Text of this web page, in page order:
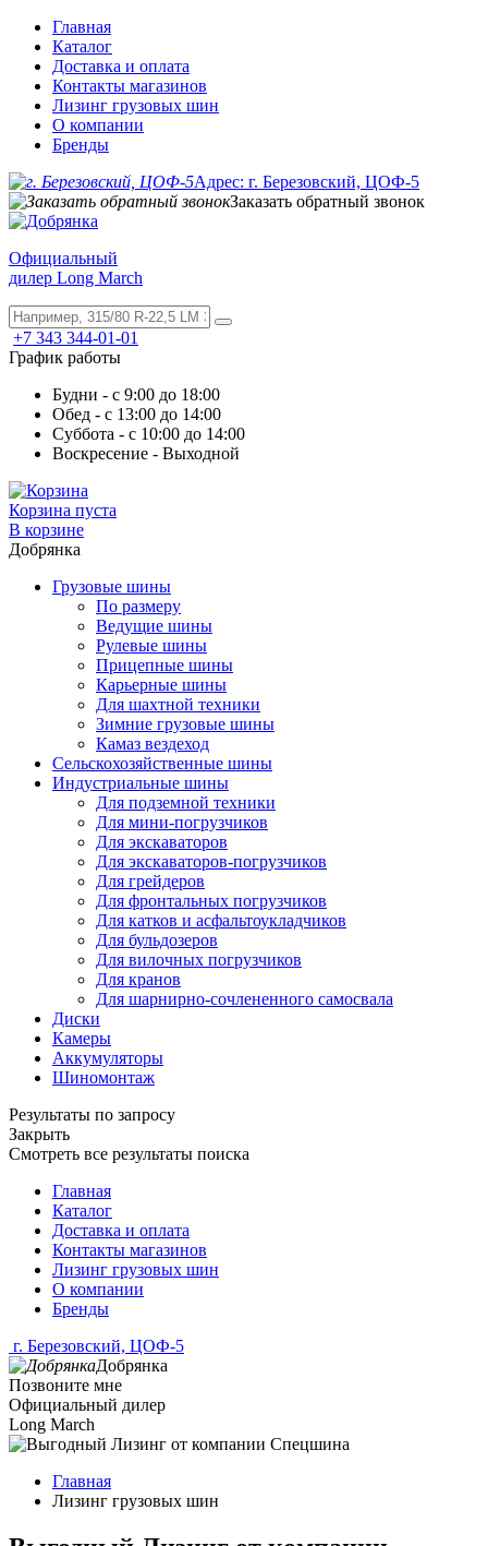
Главная
Каталог
Доставка и оплата
Контакты магазинов
Лизинг грузовых шин
О компании
Бренды
Адрес: г. Березовский, ЦОФ-5
Заказать обратный звонок
Официальный
дилер Long March
+7 343 344-01-01
График работы
Будни - с 9:00 до 18:00
Обед - с 13:00 до 14:00
Суббота - с 10:00 до 14:00
Воскресение - Выходной
Корзина пуста
В корзине
Добрянка
Грузовые шины
По размеру
Ведущие шины
Рулевые шины
Прицепные шины
Карьерные шины
Для шахтной техники
Зимние грузовые шины
Камаз вездеход
Сельскохозяйственные шины
Индустриальные шины
Для подземной техники
Для мини-погрузчиков
Для экскаваторов
Для экскаваторов-погрузчиков
Для грейдеров
Для фронтальных погрузчиков
Для катков и асфальтоукладчиков
Для бульдозеров
Для вилочных погрузчиков
Для кранов
Для шарнирно-сочлененного самосвала
Диски
Камеры
Аккумуляторы
Шиномонтаж
Результаты по запросу
Закрыть
Смотреть все результаты поиска
Главная
Каталог
Доставка и оплата
Контакты магазинов
Лизинг грузовых шин
О компании
Бренды
г. Березовский, ЦОФ-5
Добрянка
Позвоните мне
Официальный дилер
Long March
Главная
Лизинг грузовых шин